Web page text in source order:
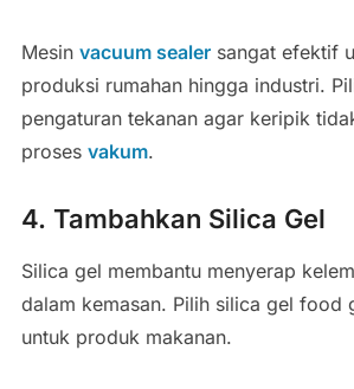
Mesin vacuum sealersangat efektif
produksi rumahan hingga industri.
pengaturan tekanan agar keripik
proses vakum.
4. Tambahkan Silica Gel
Silica gel membantu menyerap
dalam kemasan. Pilih silica gel food
untuk produk makanan.